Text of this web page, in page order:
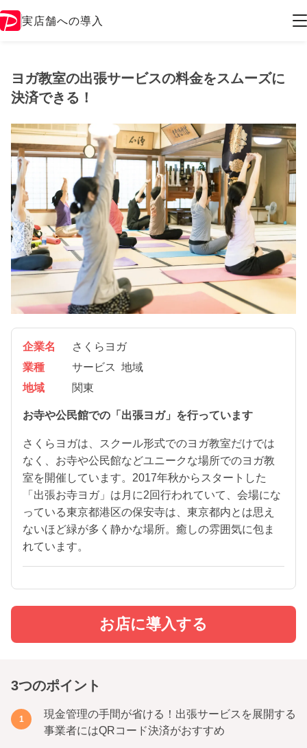
実店舗への導入
ヨガ教室の出張サービスの料金をスムーズに
決済できる！
企業名
さくらヨガ
業種
サービス
地域
地域
関東
お寺や公民館での「出張ヨガ」を行っています
さくらヨガは、スクール形式でのヨガ教室だけでは
なく、お寺や公民館などユニークな場所でのヨガ教
室を開催しています。2017年秋からスタートした
「出張お寺ヨガ」は月に2回行われていて、会場にな
っている東京都港区の保安寺は、東京都内とは思え
ないほど緑が多く静かな場所。癒しの雰囲気に包ま
れています。
お店に導入する
3つのポイント
現金管理の手間が省ける！出張サービスを展開する
事業者にはQRコード決済がおすすめ